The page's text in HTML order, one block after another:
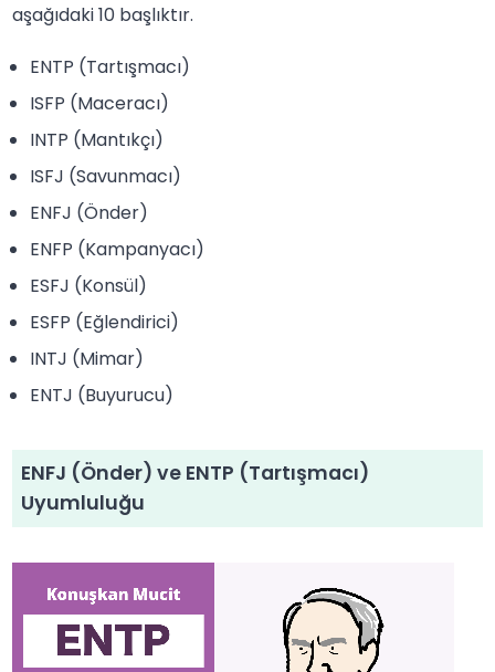
aşağıdaki 10 başlıktır.
ENTP (Tartışmacı)
ISFP (Maceracı)
INTP (Mantıkçı)
ISFJ (Savunmacı)
ENFJ (Önder)
ENFP (Kampanyacı)
ESFJ (Konsül)
ESFP (Eğlendirici)
INTJ (Mimar)
ENTJ (Buyurucu)
ENFJ (Önder) ve ENTP (Tartışmacı)
Uyumluluğu